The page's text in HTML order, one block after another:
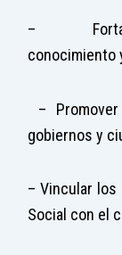
–
conocimiento
–
gobiernos y
– Vincular
Social con el